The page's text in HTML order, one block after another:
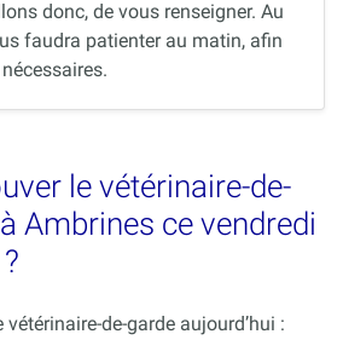
donc, de vous renseigner. Au
faudra patienter au matin, afin
le vétérinaire-de-
Ambrines ce vendredi
de-garde aujourd’hui :